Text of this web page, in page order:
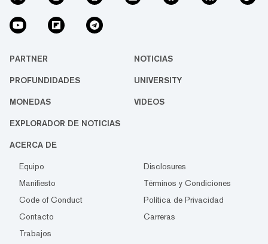
PARTNER NOTICIAS
PROFUNDIDADES UNIVERSITY
MONEDAS VIDEOS
EXPLORADOR DE NOTICIAS
ACERCA DE
Equipo
Disclosures
Manifiesto
Términos y Condiciones
Code of Conduct
Política de Privacidad
Contacto
Carreras
Trabajos